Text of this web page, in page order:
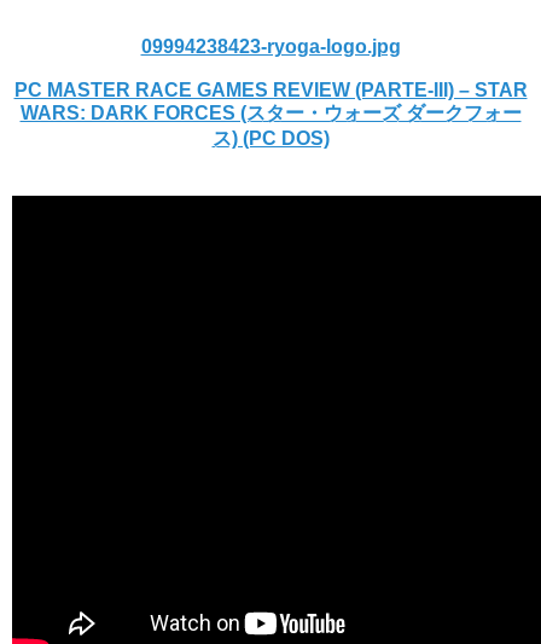
09994238423-ryoga-logo.jpg
PC MASTER RACE GAMES REVIEW (PARTE-III) – STAR
WARS: DARK FORCES (スター・ウォーズ ダークフォー
ス) (PC DOS)